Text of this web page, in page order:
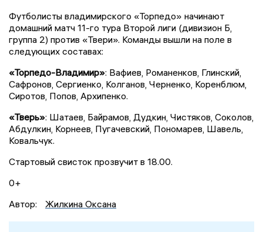
Футболисты владимирского «Торпедо» начинают
домашний матч 11-го тура Второй лиги (дивизион Б,
группа 2) против «Твери». Команды вышли на поле в
следующих составах:
«Торпедо-Владимир»: Вафиев, Романенков, Глинский,
Сафронов, Сергиенко, Колганов, Черненко, Коренблюм,
Сиротов, Попов, Архипенко.
«Тверь»: Шатаев, Байрамов, Дудкин, Чистяков, Соколов,
Абдулкин, Корнеев, Пугачевский, Пономарев, Шавель,
Ковальчук.
Стартовый свисток прозвучит в 18.00.
0+
Автор:
Жилкина Оксана